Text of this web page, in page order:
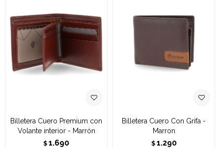
Billetera Cuero Premium con
Volante interior - Marrón
$ 1.690
Billetera Cuero Con Grifa -
Marron
$ 1.290